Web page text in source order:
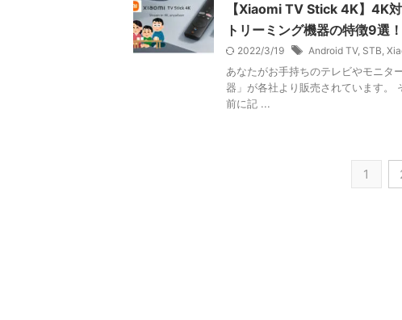
【Xiaomi TV Stick 4K】4K
トリーミング機器の特徴9選！
2022/3/19 Android TV, STB,
あなたがお手持ちのテレビやモニタ
器」が各社より販売されています。
前に記 ...
1